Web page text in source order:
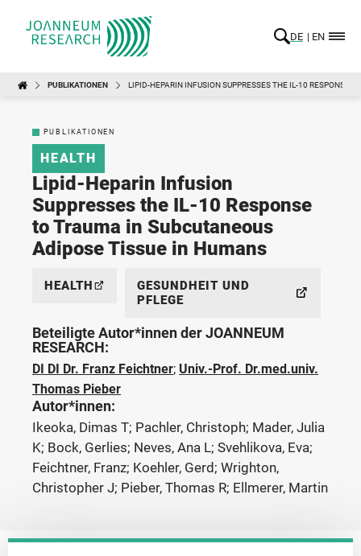
DE EN
PUBLIKATIONEN LIPID-HEPARIN INFUSION SUPPRESSES THE IL-10 RESPONSE
PUBLIKATIONEN
HEALTH
Lipid-Heparin Infusion
Suppresses the IL-10 Response
to Trauma in Subcutaneous
Adipose Tissue in Humans
HEALTH
GESUNDHEIT UND
PFLEGE
Beteiligte Autor*innen der JOANNEUM
RESEARCH:
DI DI Dr. Franz Feichtner; Univ.-Prof. Dr.med.univ.
Thomas Pieber
Autor*innen:
Ikeoka, Dimas T; Pachler, Christoph; Mader, Julia
K; Bock, Gerlies; Neves, Ana L; Svehlikova, Eva;
Feichtner, Franz; Koehler, Gerd; Wrighton,
Christopher J; Pieber, Thomas R; Ellmerer, Martin